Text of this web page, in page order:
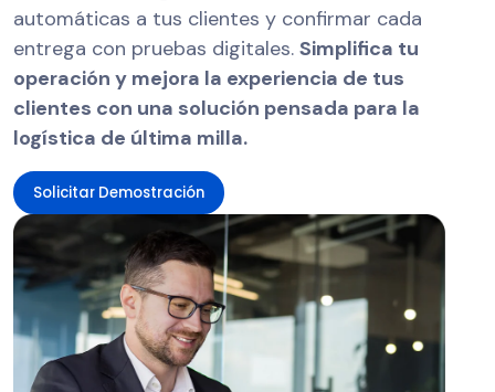
automáticas a tus clientes y confirmar cada
entrega con pruebas digitales. Simplifica tu
operación y mejora la experiencia de tus
clientes con una solución pensada para la
logística de última milla.
Solicitar Demostración